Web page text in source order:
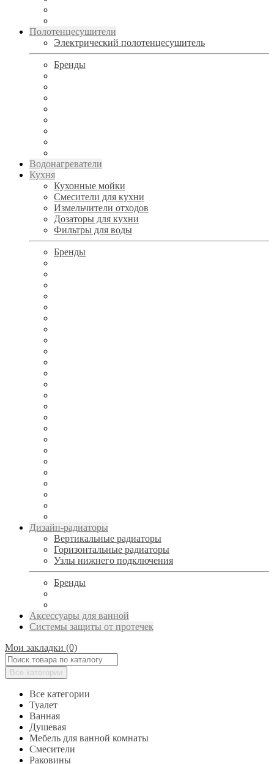
Полотенцесушители
Электрический полотенцесушитель
Бренды
Водонагреватели
Кухня
Кухонные мойки
Смесители для кухни
Измельчители отходов
Дозаторы для кухни
Фильтры для воды
Бренды
Дизайн-радиаторы
Вертикальные радиаторы
Горизонтальные радиаторы
Узлы нижнего подключения
Бренды
Аксессуары для ванной
Системы защиты от протечек
Мои закладки (0)
Все категории
Все категории
Туалет
Ванная
Душевая
Мебель для ванной комнаты
Смесители
Раковины